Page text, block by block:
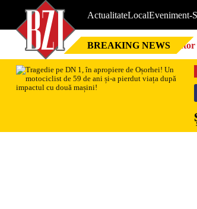
ActualitateLocalEveniment-
BREAKING NEWS